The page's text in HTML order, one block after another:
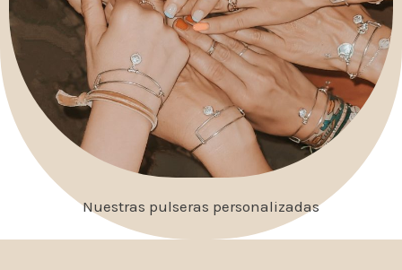
Nuestras pulseras personalizadas